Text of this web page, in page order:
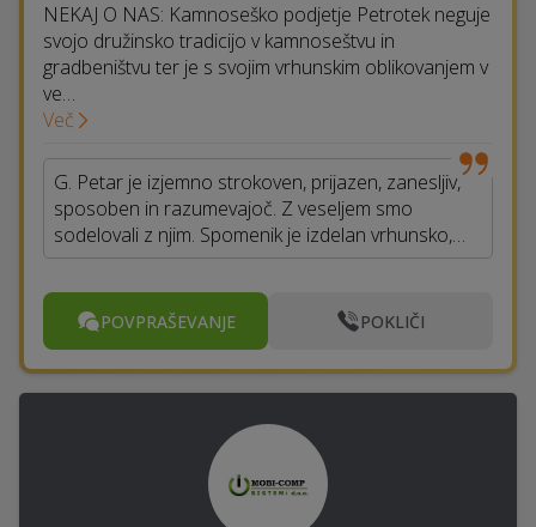
NEKAJ O NAS: Kamnoseško podjetje Petrotek neguje
svojo družinsko tradicijo v kamnoseštvu in
gradbeništvu ter je s svojim vrhunskim oblikovanjem v
ve…
Več
G. Petar je izjemno strokoven, prijazen, zanesljiv,
sposoben in razumevajoč. Z veseljem smo
sodelovali z njim. Spomenik je izdelan vrhunsko,…
POVPRAŠEVANJE POKLIČI